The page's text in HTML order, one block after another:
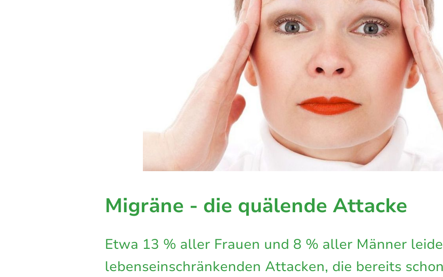
Migräne - die quälende Attacke
Etwa 13 % aller Frauen und 8 % aller Männer
lebenseinschränkenden Attacken, die bereits